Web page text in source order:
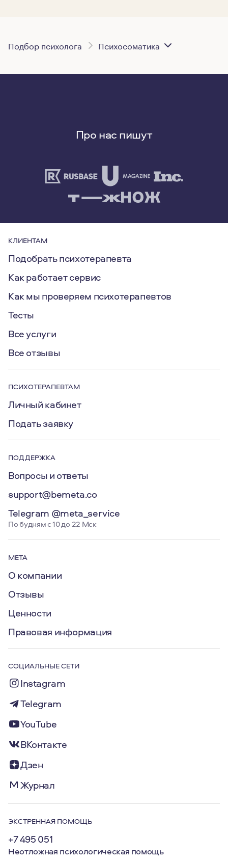
Подбор психолога Психосоматика
Про нас пишут
КЛИЕНТАМ
Подобрать психотерапевта
Как работает сервис
Как мы проверяем психотерапевтов
Тесты
Все услуги
Все отзывы
ПСИХОТЕРАПЕВТАМ
Личный кабинет
Подать заявку
ПОДДЕРЖКА
Вопросы и ответы
support@bemeta.co
Telegram @meta_service
По будням с 10 до 22 Мск
МЕТА
О компании
Отзывы
Ценности
Правовая информация
СОЦИАЛЬНЫЕ СЕТИ
Instagram
Telegram
YouTube
ВКонтакте
Дзен
Журнал
ЭКСТРЕННАЯ ПОМОЩЬ
+7 495 051
Неотложная психологическая помощь